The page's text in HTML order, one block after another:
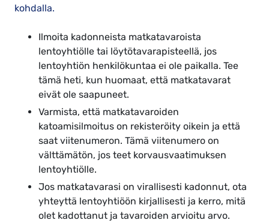
kohdalla.
Ilmoita kadonneista matkatavaroista
lentoyhtiölle tai löytötavarapisteellä, jos
lentoyhtiön henkilökuntaa ei ole paikalla. Tee
tämä heti, kun huomaat, että matkatavarat
eivät ole saapuneet.
Varmista, että matkatavaroiden
katoamisilmoitus on rekisteröity oikein ja että
saat viitenumeron. Tämä viitenumero on
välttämätön, jos teet korvausvaatimuksen
lentoyhtiölle.
Jos matkatavarasi on virallisesti kadonnut, ota
yhteyttä lentoyhtiöön kirjallisesti ja kerro, mitä
olet kadottanut ja tavaroiden arvioitu arvo.